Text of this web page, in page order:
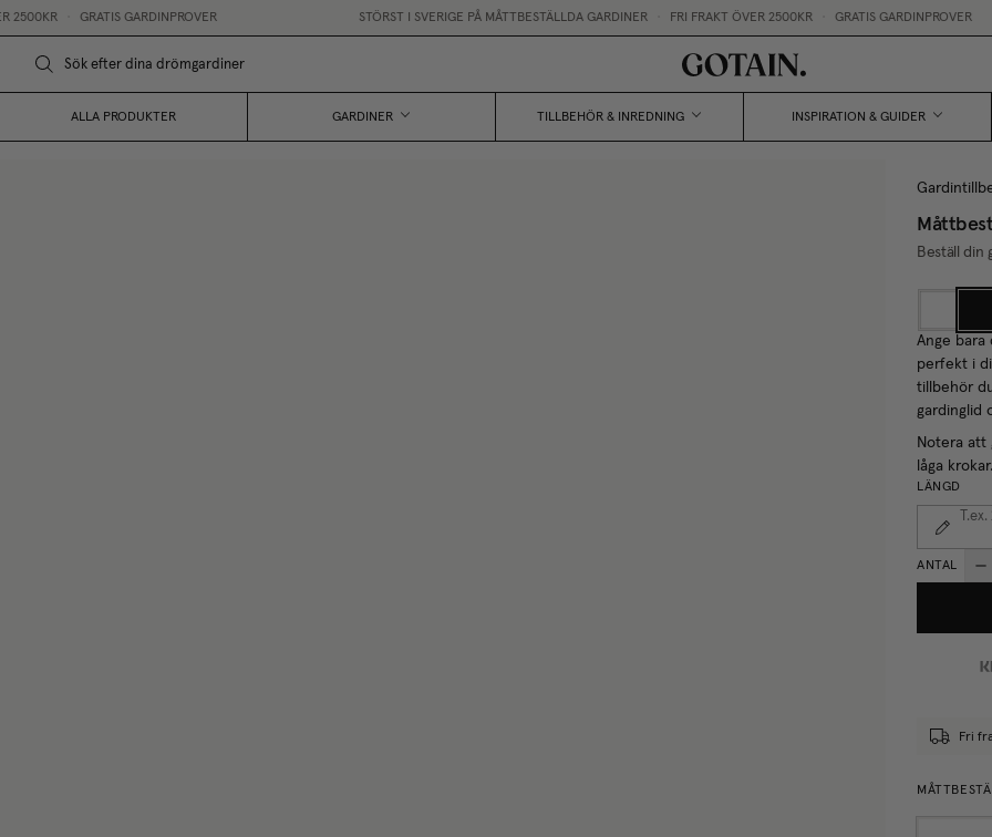
• GRATIS GARDINPROVER STÖRST I SVERIGE PÅ MÅTTBESTÄLLDA GARDINER • FRI FRAKT ÖVER 2500KR • GRATIS GARDINPROVER
ALLA PRODUKTER GARDINER TILLBEHÖR & INREDNING INSPIRATION & GUIDER
Beställ din
Ange bara
perfekt i
tillbehör
gardinglid
Notera att
låga
LÄNGD
ANTAL
Fri